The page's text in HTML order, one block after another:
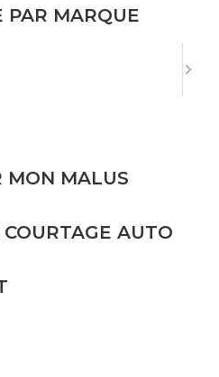
: IMPORTEZ
de l'Essonne, la demande
et bien équipés reste
de La Ville-du-Bois, près
Pour les habitants
qualité, faire appel à un
du-Bois
à des offres
localement. Notre service
du-Bois
approfondie et
pour une acquisition
PAR MARQUE
MON MALUS
AUTO